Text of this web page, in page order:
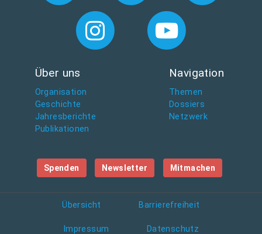
Über uns
Organisation
Geschichte
Jahresberichte
Publikationen
Navigation
Themen
Dossiers
Netzwerk
Spenden Newsletter Mitmachen
Übersicht Barrierefreiheit
Impressum Datenschutz